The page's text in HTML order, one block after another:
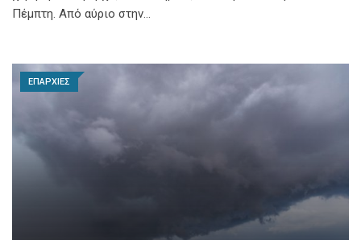
Πέμπτη. Από αύριο στην…
ΕΠΑΡΧΙΕΣ